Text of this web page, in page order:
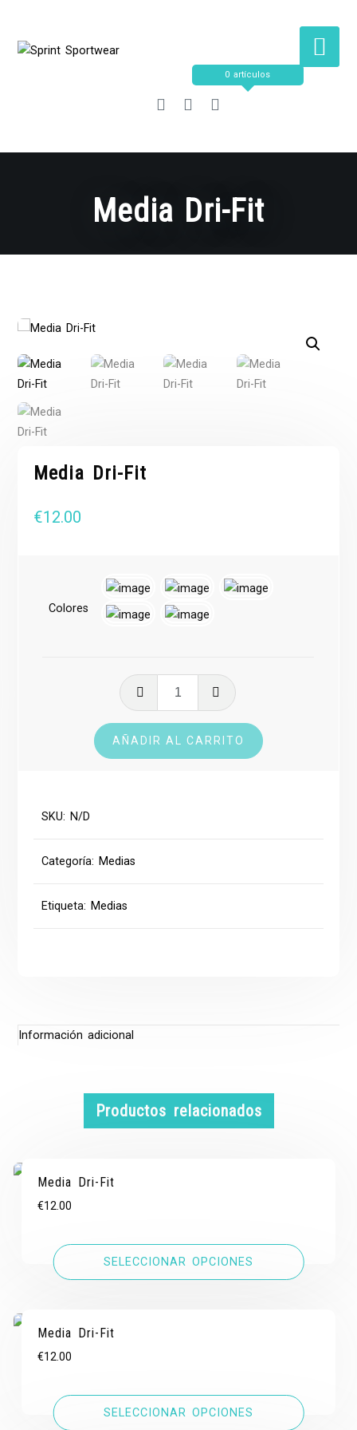
contenido
0 artículos
Media Dri-Fit
Media Dri-Fit
€12.00
Colores
Fit
cantidad
AÑADIR AL CARRITO
SKU: N/D
Categoría: Medias
Etiqueta: Medias
Información adicional
Productos relacionados
Media Dri-Fit
€12.00
SELECCIONAR OPCIONES
Media Dri-Fit
€12.00
SELECCIONAR OPCIONES